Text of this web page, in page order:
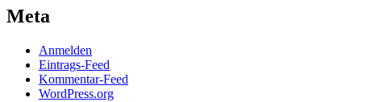
Meta
Anmelden
Eintrags-Feed
Kommentar-Feed
WordPress.org